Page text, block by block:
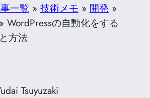
一覧 » 技術メモ » 開発 »
WordPressの自動化をする
方法
Tsuyuzaki